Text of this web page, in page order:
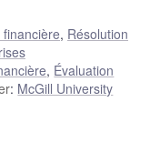
financière, Résolution
, Évaluation
: McGill University